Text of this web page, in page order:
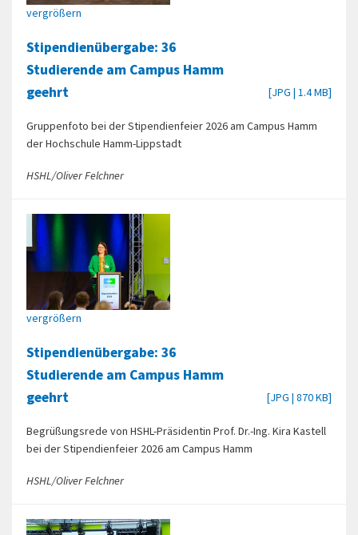
vergrößern
Stipendienübergabe: 36
Studierende am Campus Hamm
geehrt
[JPG | 1.4 MB]
Gruppenfoto bei der Stipendienfeier 2026 am Campus Hamm
der Hochschule Hamm-Lippstadt
HSHL/Oliver Felchner
vergrößern
Stipendienübergabe: 36
Studierende am Campus Hamm
geehrt
[JPG | 870 KB]
Begrüßungsrede von HSHL-Präsidentin Prof. Dr.-Ing. Kira Kastell
bei der Stipendienfeier 2026 am Campus Hamm
HSHL/Oliver Felchner